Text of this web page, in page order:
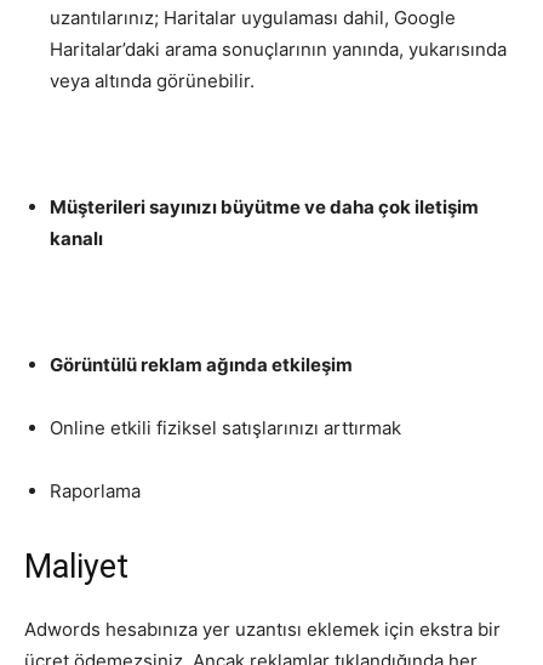
uzantılarınız; Haritalar uygulaması dahil, Google
Haritalar’daki arama sonuçlarının yanında, yukarısında
veya altında görünebilir.
Müşterileri sayınızı büyütme ve daha çok iletişim
kanalı
Görüntülü reklam ağında etkileşim
Online etkili fiziksel satışlarınızı arttırmak
Raporlama
Maliyet
Adwords hesabınıza yer uzantısı eklemek için ekstra bir